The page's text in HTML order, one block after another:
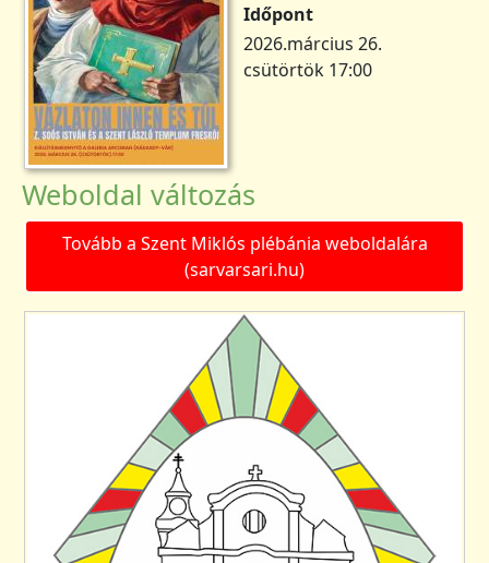
Időpont
2026.március 26.
csütörtök 17:00
Weboldal változás
Tovább a Szent Miklós plébánia weboldalára
(sarvarsari.hu)